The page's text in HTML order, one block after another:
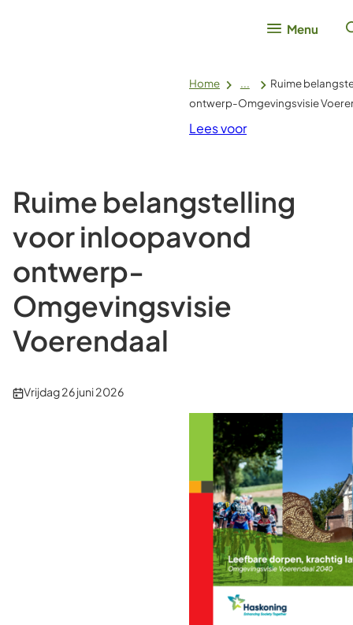
Menu
Home ...
Ruime
ontwerp-Omgevingsvisie
Lees voor
Ruime belangstelling
voor inloopavond
ontwerp-
Omgevingsvisie
Voerendaal
Publicatiedatum:
Vrijdag 26 juni 2026